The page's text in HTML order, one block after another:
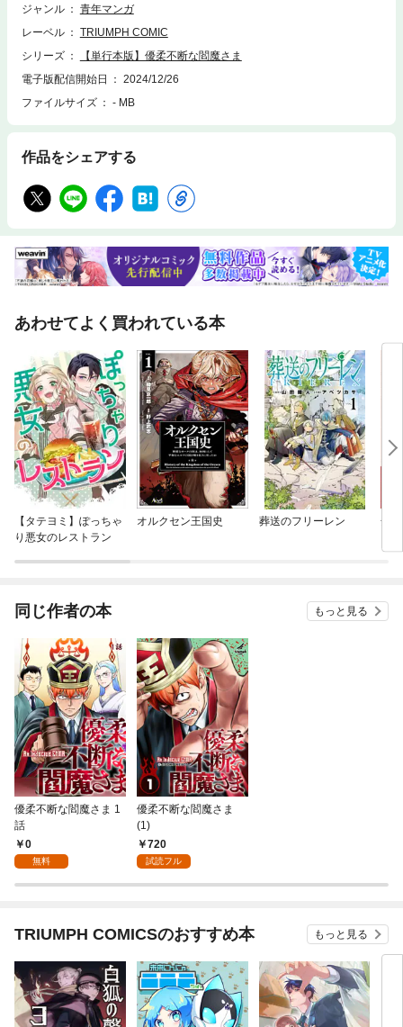
ジャンル
青年マンガ
レーベル
TRIUMPH COMIC
シリーズ
【単行本版】優柔不断な閻魔さま
電子版配信開始日
2024/12/26
ファイルサイズ
- MB
作品をシェアする
あわせてよく買われている本
【タテヨミ】ぽっちゃ
り悪女のレストラン
オルクセン王国史 葬送のフリーレン
全
同じ作者の本 もっと見る
優柔不断な閻魔さま 1
話
0
無料
優柔不断な閻魔さま
(1)
720
試読フル
TRIUMPH COMICSのおすすめ本 もっと見る